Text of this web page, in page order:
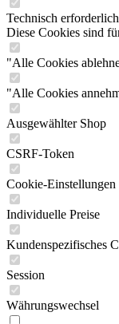
Technisch erforderlich
Diese Cookies sind
"Alle Cookies
"Alle Cookies
Ausgewählter Shop
CSRF-Token
Cookie-Einstellungen
Individuelle Preise
Kundenspezifisches
Session
Währungswechsel